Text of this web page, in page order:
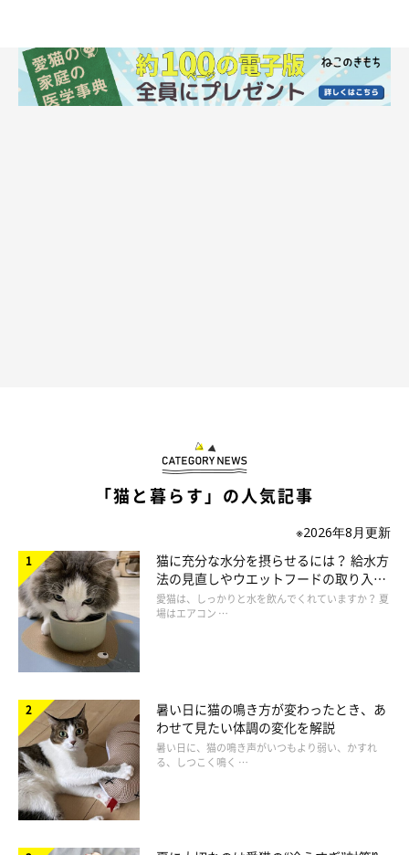
爪をとぐことで自分のニオイで周囲を満たし、安心することがで
きます。
猫が好む爪とぎ器はどのようなもの？ 観察
してみよう！
「猫と暮らす」の人気記事
※2026年8月更新
猫に充分な水分を摂らせるには？ 給水方
法の見直しやウエットフードの取り入れ
方を解説
愛猫は、しっかりと水を飲んでくれていますか？ 夏
場はエアコン …
暑い日に猫の鳴き方が変わったとき、あ
わせて見たい体調の変化を解説
暑い日に、猫の鳴き声がいつもより弱い、かすれ
る、しつこく鳴く …